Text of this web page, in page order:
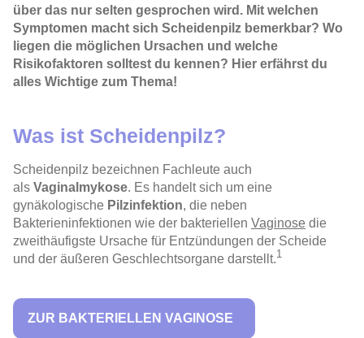
über das nur selten gesprochen wird. Mit welchen
Symptomen macht sich Scheidenpilz bemerkbar? Wo
liegen die möglichen Ursachen und welche
Risikofaktoren solltest du kennen? Hier erfährst du
alles Wichtige zum Thema!
Was ist Scheidenpilz?
Scheidenpilz bezeichnen Fachleute auch
als Vaginalmykose. Es handelt sich um eine
gynäkologische Pilzinfektion, die neben
Bakterieninfektionen wie der bakteriellen Vaginose die
zweithäufigste Ursache für Entzündungen der Scheide
und der äußeren Geschlechtsorgane darstellt.1
ZUR BAKTERIELLEN VAGINOSE